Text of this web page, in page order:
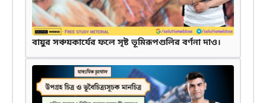
বায়ুর সঞ্চয়কার্যের ফলে সৃষ্ট ভূমিরূপগুলির বর্ণনা দাও।